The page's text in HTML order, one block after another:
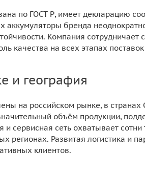
по ГОСТ Р, имеет декларацию
аккумуляторы бренда
Компания
качества на всех этапах
и география
на российском рынке, в
объём продукции,
сервисная сеть охватывает
регионах. Развитая логистика и
клиентов.